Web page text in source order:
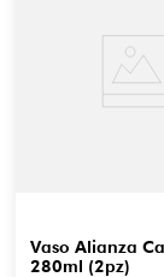
Vaso Alianza
280ml (2pz)